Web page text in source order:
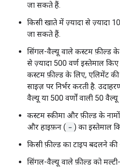
जा सकते हैं.
किसी खाते में ज़्यादा से ज़्यादा
जा सकते हैं.
सिंगल-वैल्यू वाले कस्टम फ़ील्ड के
से ज़्यादा 500 वर्ण इस्तेमाल
कस्टम फ़ील्ड के लिए, एलिमेंट
साइज़ पर निर्भर करती है.
वैल्यू या 500 वर्णों वाली 50
कस्टम स्कीमा और फ़ील्ड के
और हाइफ़न ( - ) का इस्तेमाल
किसी फ़ील्ड का टाइप बदलने की
सिंगल-वैल्यू वाले फ़ील्ड को